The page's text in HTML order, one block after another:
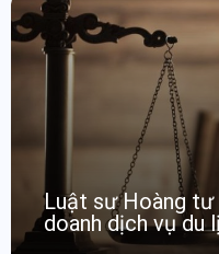
Luật sư Hoàng tư
doanh dịch vụ du